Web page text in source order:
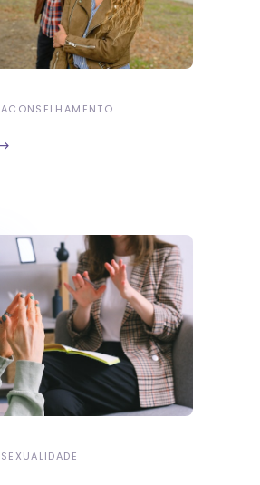
ACONSELHAMENTO
SEXUALIDADE